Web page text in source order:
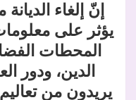
إنّ إلغاء
يؤثر على
المحطات
الدين، ودور
يريدون من